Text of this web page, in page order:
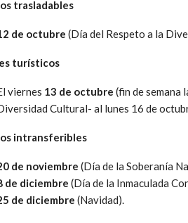
trasladables
de octubre (Día del Respeto a la
turísticos
viernes 13 de octubre(fin de semana
Cultural- al lunes 16 de
intransferibles
de noviembre (Día de la Soberanía
de diciembre (Día de la Inmaculada
de diciembre (Navidad).